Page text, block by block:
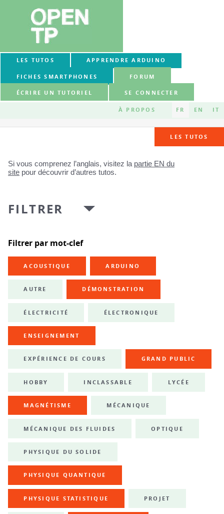
LES TUTOS APPRENDRE ARDUINO
FICHES SMARTPHONES FORUM
ÉCRIRE UN TUTORIEL SE CONNECTER
À PROPOS FR EN IT
LES TUTOS
Si vous comprenez l’anglais, visitez la partie EN du
site pour découvrir d’autres tutos.
FILTRER
Filtrer par mot-clef
ACOUSTIQUE ARDUINO
AUTRE DÉMONSTRATION
ÉLECTRICITÉ ÉLECTRONIQUE
ENSEIGNEMENT
EXPÉRIENCE DE COURS GRAND PUBLIC
HOBBY INCLASSABLE LYCÉE
MAGNÉTISME MÉCANIQUE
MÉCANIQUE DES FLUIDES OPTIQUE
PHYSIQUE DU SOLIDE
PHYSIQUE QUANTIQUE
PHYSIQUE STATISTIQUE PROJET